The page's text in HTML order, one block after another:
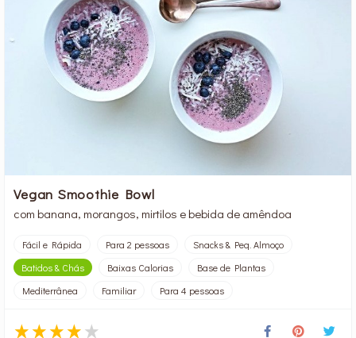
Vegan Smoothie Bowl
com banana, morangos, mirtilos e bebida de amêndoa
Fácil e Rápida Para 2 pessoas
Snacks & Peq. Almoço
Batidos & Chás
Baixas Calorias
Base de Plantas
Mediterrânea
Familiar Para 4 pessoas